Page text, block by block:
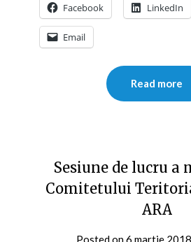
Facebook LinkedIn
Email
Read more
Sesiune de lucru a
Comitetului
ARA
Posted on6 martie 2018